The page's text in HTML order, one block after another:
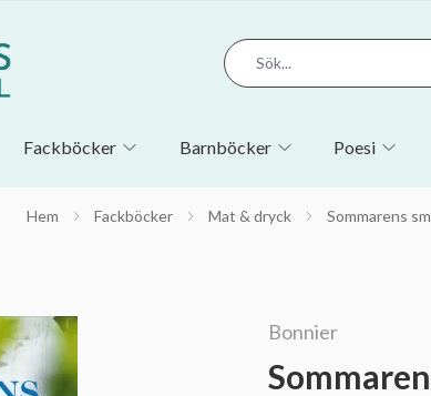
Fackböcker Barnböcker Poesi
Hem Fackböcker Mat & dryck Sommarens
Bonnier